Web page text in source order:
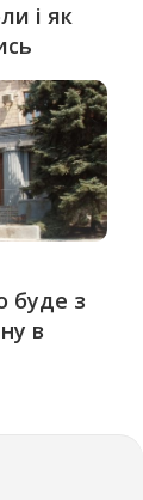
і як
буде з
в